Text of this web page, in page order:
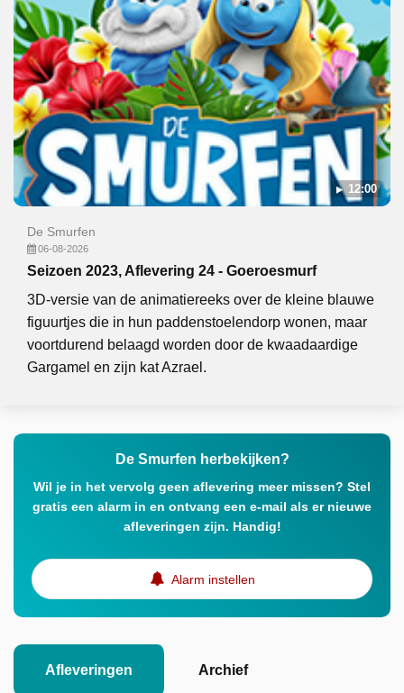
12:00
De Smurfen
06-08-2026
Seizoen 2023, Aflevering 24 - Goeroesmurf
3D-versie van de animatiereeks over de kleine blauwe
figuurtjes die in hun paddenstoelendorp wonen, maar
voortdurend belaagd worden door de kwaadaardige
Gargamel en zijn kat Azrael.
De Smurfen herbekijken?
Wil je in het vervolg geen aflevering meer missen? Stel
gratis een alarm in en ontvang een e-mail als er nieuwe
afleveringen zijn. Handig!
Alarm instellen
Afleveringen Archief